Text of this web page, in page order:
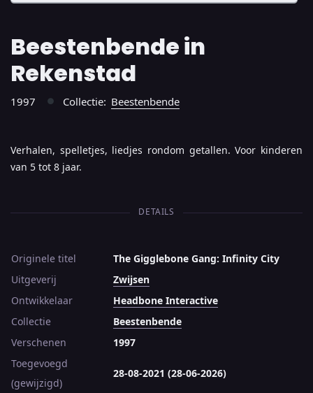
Beestenbende in
Rekenstad
1997 ● Collectie: Beestenbende
Verhalen, spelletjes, liedjes rondom getallen. Voor kinderen
van 5 tot 8 jaar.
DETAILS
Originele titel
The Gigglebone Gang: Infinity City
Uitgeverij
Zwijsen
Ontwikkelaar
Headbone Interactive
Collectie
Beestenbende
Verschenen
1997
Toegevoegd
(gewijzigd)
28-08-2021 (28-06-2026)